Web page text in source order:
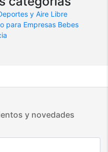
y Aire Libre
para Empresas Bebes
y novedades